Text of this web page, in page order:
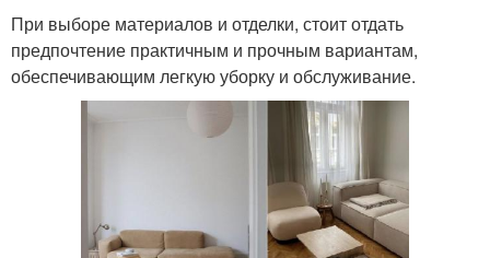
При выборе материалов и отделки, стоит отдать
предпочтение практичным и прочным вариантам,
обеспечивающим легкую уборку и обслуживание.